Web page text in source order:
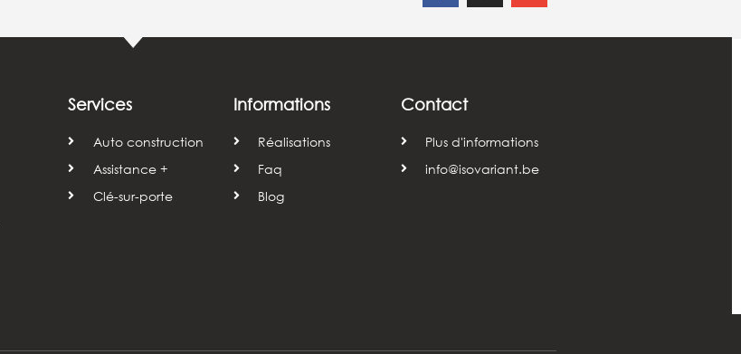
Services
Auto construction
Assistance +
Clé-sur-porte
Informations
Réalisations
Faq
Blog
Contact
Plus d'informations
info@isovariant.be